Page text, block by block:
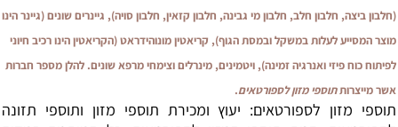
(חלבון ביצה, חלבון חלב, חלבון מי גבינה, חלבון קזאין, חלבון סויה), גיינרים שונים (גיינר הינו
מוצר המסייע לעלות במשקל ובמסת הגוף), קריאטין מונוהידראט (הקריאטין הינו רכיב חיוני
לפיתוח כוח פיזי ואנרגיה זמינה), ויטמינים, מינרלים וצימחי מרפא שונים. להלן מספר חברות
אשר מייצרותתוספי מזון לספורטאים.
תוספי מזון לספורטאים: יעוץ ומכירת תוספי מזון ותוספי תזונה